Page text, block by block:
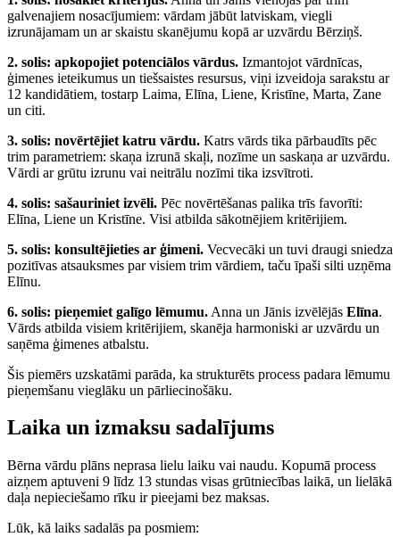
galvenajiem nosacījumiem: vārdam jābūt latviskam, viegli
izrunājamam un ar skaistu skanējumu kopā ar uzvārdu Bērziņš.
2. solis: apkopojiet potenciālos vārdus. Izmantojot vārdnīcas,
ģimenes ieteikumus un tiešsaistes resursus, viņi izveidoja sarakstu ar
12 kandidātiem, tostarp Laima, Elīna, Liene, Kristīne, Marta, Zane
un citi.
3. solis: novērtējiet katru vārdu. Katrs vārds tika pārbaudīts pēc
trim parametriem: skaņa izrunā skaļi, nozīme un saskaņa ar uzvārdu.
Vārdi ar grūtu izrunu vai neitrālu nozīmi tika izsvītroti.
4. solis: sašauriniet izvēli. Pēc novērtēšanas palika trīs favorīti:
Elīna, Liene un Kristīne. Visi atbilda sākotnējiem kritērijiem.
5. solis: konsultējieties ar ģimeni. Vecvecāki un tuvi draugi sniedza
pozitīvas atsauksmes par visiem trim vārdiem, taču īpaši silti uzņēma
Elīnu.
6. solis: pieņemiet galīgo lēmumu. Anna un Jānis izvēlējās Elīna.
Vārds atbilda visiem kritērijiem, skanēja harmoniski ar uzvārdu un
saņēma ģimenes atbalstu.
Šis piemērs uzskatāmi parāda, ka strukturēts process padara lēmumu
pieņemšanu vieglāku un pārliecinošāku.
Laika un izmaksu sadalījums
Bērna vārdu plāns neprasa lielu laiku vai naudu. Kopumā process
aizņem aptuveni 9 līdz 13 stundas visas grūtniecības laikā, un lielākā
daļa nepieciešamo rīku ir pieejami bez maksas.
Lūk, kā laiks sadalās pa posmiem: